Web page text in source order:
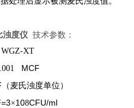
浊度仪 技术参数：
WGZ-XT
MCF
（麦氏浊度单位）
×108CFU/ml